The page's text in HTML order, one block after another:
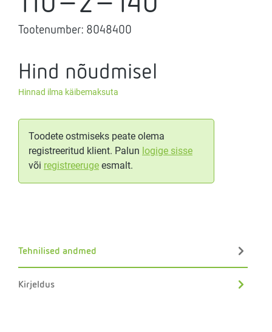
Tootenumber: 8048400
Hind nõudmisel
Hinnad ilma käibemaksuta
Toodete ostmiseks peate olema
registreeritud klient. Palun logige sisse
või registreeruge esmalt.
Tehnilised andmed
Kirjeldus